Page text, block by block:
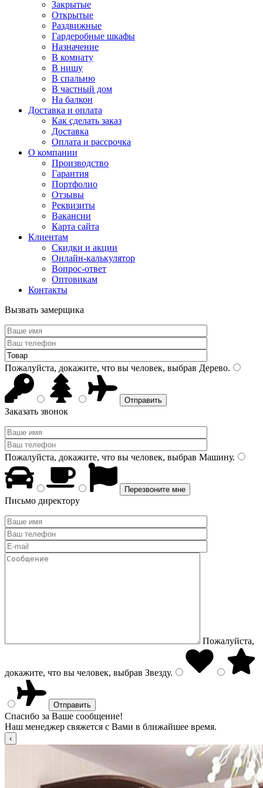
Закрытые
Открытые
Раздвижные
Гардеробные шкафы
Назначение
В комнату
В нишу
В спальню
В частный дом
На балкон
Доставка и оплата
Как сделать заказ
Доставка
Оплата и рассрочка
О компании
Производство
Гарантия
Портфолио
Отзывы
Реквизиты
Вакансии
Карта сайта
Клиентам
Скидки и акции
Онлайн-калькулятор
Вопрос-ответ
Оптовикам
Контакты
Вызвать замерщика
Пожалуйста, докажите, что вы человек, выбрав Дерево.
Заказать звонок
Пожалуйста, докажите, что вы человек, выбрав Машину.
Письмо директору
Пожалуйста,
докажите, что вы человек, выбрав Звезду.
Спасибо за Ваше сообщение!
Наш менеджер свяжется с Вами в ближайшее время.